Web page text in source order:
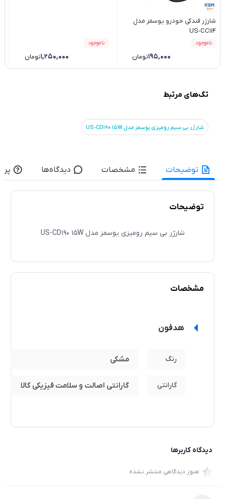
شارژر فندکی خودرو یوسمز مدل
US-CC114
ناموجود
۱۹۵,۰۰۰تومان
ناموجود
۱,۲۵۰,۰۰۰تومان
تگ‌های مرتبط
شارژر بی سیم رومیزی یوسمز مدل US-CD190 15W
توضیحات مشخصات دیدگاه‌ها
توضیحات
شارژر بی سیم رومیزی یوسمز مدل US-CD190 15W
مشخصات
هدفون
رنگ مشکی
گارانتی گارانتی اصالت و سلامت فیزیکی کالا
دیدگاه کاربرها
هنوز دیدگاهی منتشر نشده